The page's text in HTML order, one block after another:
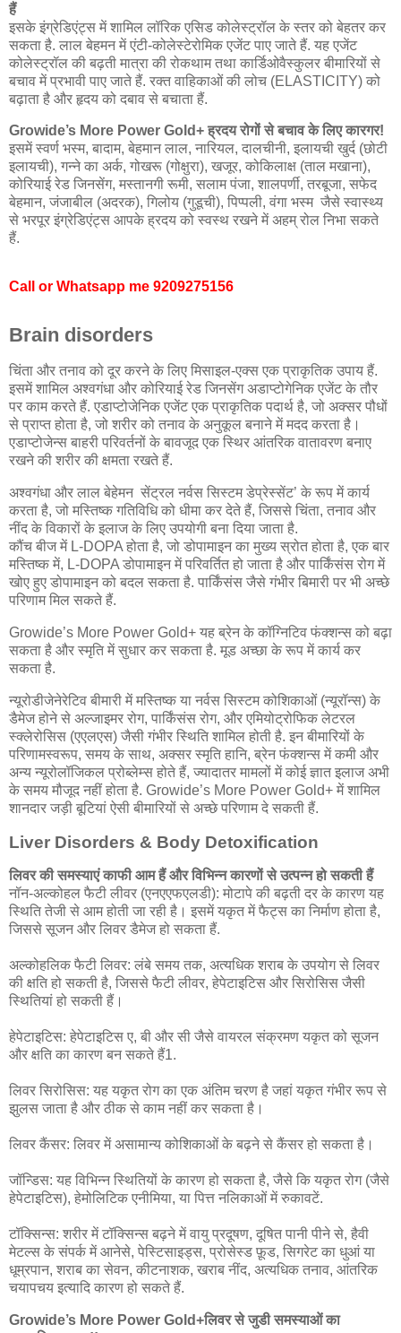
हैं
इसके इंग्रेडिएंट्स में शामिल लॉरिक एसिड कोलेस्ट्रॉल के स्तर को बेहतर कर
सकता है. लाल बेहमन में एंटी-कोलेस्टेरोमिक एजेंट पाए जाते हैं. यह एजेंट
कोलेस्ट्रॉल की बढ़ती मात्रा की रोकथाम तथा कार्डिओवैस्कुलर बीमारियों से
बचाव में प्रभावी पाए जाते हैं. रक्त वाहिकाओं की लोच (ELASTICITY) को
बढ़ाता है और हृदय को दबाव से बचाता हैं.
Growide’s More Power Gold+ ह्रदय रोगों से बचाव के लिए कारगर!
इसमें स्वर्ण भस्म, बादाम, बेहमान लाल, नारियल, दालचीनी, इलायची खुर्द (छोटी
इलायची), गन्ने का अर्क, गोखरू (गोक्षुरा), खजूर, कोकिलाक्ष (ताल मखाना),
कोरियाई रेड जिनसेंग, मस्तानगी रूमी, सलाम पंजा, शालपर्णी, तरबूजा, सफेद
बेहमान, जंजाबील (अदरक), गिलोय (गुडूची), पिप्पली, वंगा भस्म जैसे स्वास्थ्य
से भरपूर इंग्रेडिएंट्स आपके ह्रदय को स्वस्थ रखने में अहम् रोल निभा सकते
हैं.
Call or Whatsapp me 9209275156
Brain disorders
चिंता और तनाव को दूर करने के लिए मिसाइल-एक्स एक प्राकृतिक उपाय हैं.
इसमें शामिल अश्वगंधा और कोरियाई रेड जिनसेंग अडाप्टोगेनिक एजेंट के तौर
पर काम करते हैं. एडाप्टोजेनिक एजेंट एक प्राकृतिक पदार्थ है, जो अक्सर पौधों
से प्राप्त होता है, जो शरीर को तनाव के अनुकूल बनाने में मदद करता है।
एडाप्टोजेन्स बाहरी परिवर्तनों के बावजूद एक स्थिर आंतरिक वातावरण बनाए
रखने की शरीर की क्षमता रखते हैं.
अश्वगंधा और लाल बेहेमन सेंट्रल नर्वस सिस्टम डेप्रेस्सेंट’ के रूप में कार्य
करता है, जो मस्तिष्क गतिविधि को धीमा कर देते हैं, जिससे चिंता, तनाव और
नींद के विकारों के इलाज के लिए उपयोगी बना दिया जाता है.
कौंच बीज में L-DOPA होता है, जो डोपामाइन का मुख्य स्रोत होता है, एक बार
मस्तिष्क में, L-DOPA डोपामाइन में परिवर्तित हो जाता है और पार्किंसंस रोग में
खोए हुए डोपामाइन को बदल सकता है. पार्किंसंस जैसे गंभीर बिमारी पर भी अच्छे
परिणाम मिल सकते हैं.
Growide’s More Power Gold+ यह ब्रेन के कॉग्निटिव फंक्शन्स को बढ़ा
सकता है और स्मृति में सुधार कर सकता है. मूड अच्छा के रूप में कार्य कर
सकता है.
न्यूरोडीजेनेरेटिव बीमारी में मस्तिष्क या नर्वस सिस्टम कोशिकाओं (न्यूरॉन्स) के
डैमेज होने से अल्जाइमर रोग, पार्किंसंस रोग, और एमियोट्रोफिक लेटरल
स्क्लेरोसिस (एएलएस) जैसी गंभीर स्थिति शामिल होती है. इन बीमारियों के
परिणामस्वरूप, समय के साथ, अक्सर स्मृति हानि, ब्रेन फंक्शन्स में कमी और
अन्य न्यूरोलॉजिकल प्रोब्लेम्स होते हैं, ज्यादातर मामलों में कोई ज्ञात इलाज अभी
के समय मौजूद नहीं होता है. Growide’s More Power Gold+ में शामिल
शानदार जड़ी बूटियां ऐसी बीमारियों से अच्छे परिणाम दे सकती हैं.
Liver Disorders & Body Detoxification
लिवर की समस्याएं काफी आम हैं और विभिन्न कारणों से उत्पन्न हो सकती हैं
नॉन-अल्कोहल फैटी लीवर (एनएएफएलडी): मोटापे की बढ़ती दर के कारण यह
स्थिति तेजी से आम होती जा रही है। इसमें यकृत में फैट्स का निर्माण होता है,
जिससे सूजन और लिवर डैमेज हो सकता हैं.
अल्कोहलिक फैटी लिवर: लंबे समय तक, अत्यधिक शराब के उपयोग से लिवर
की क्षति हो सकती है, जिससे फैटी लीवर, हेपेटाइटिस और सिरोसिस जैसी
स्थितियां हो सकती हैं।
हेपेटाइटिस: हेपेटाइटिस ए, बी और सी जैसे वायरल संक्रमण यकृत को सूजन
और क्षति का कारण बन सकते हैं1.
लिवर सिरोसिस: यह यकृत रोग का एक अंतिम चरण है जहां यकृत गंभीर रूप से
झुलस जाता है और ठीक से काम नहीं कर सकता है।
लिवर कैंसर: लिवर में असामान्य कोशिकाओं के बढ़ने से कैंसर हो सकता है।
जॉन्डिस: यह विभिन्न स्थितियों के कारण हो सकता है, जैसे कि यकृत रोग (जैसे
हेपेटाइटिस), हेमोलिटिक एनीमिया, या पित्त नलिकाओं में रुकावटें.
टॉक्सिन्स: शरीर में टॉक्सिन्स बढ़ने में वायु प्रदूषण, दूषित पानी पीने से, हैवी
मेटल्स के संपर्क में आनेसे, पेस्टिसाइड्स, प्रोसेस्ड फ़ूड, सिगरेट का धुआं या
धूम्रपान, शराब का सेवन, कीटनाशक, खराब नींद, अत्यधिक तनाव, आंतरिक
चयापचय इत्यादि कारण हो सकते हैं.
Growide’s More Power Gold+लिवर से जुडी समस्याओं का